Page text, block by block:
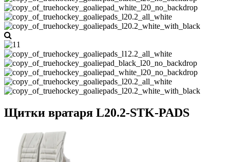
Щитки вратаря L20.2-STK-PADS